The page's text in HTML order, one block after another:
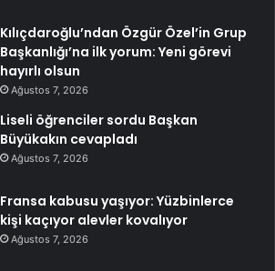
Kılıçdaroğlu’ndan Özgür Özel’in Grup
Başkanlığı’na ilk yorum: Yeni görevi
hayırlı olsun
Ağustos 7, 2026
Liseli öğrenciler sordu Başkan
Büyükakın cevapladı
Ağustos 7, 2026
Fransa kabusu yaşıyor: Yüzbinlerce
kişi kaçıyor alevler kovalıyor
Ağustos 7, 2026